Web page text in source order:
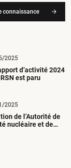
connaissance
d’activité 2024
est paru
2025
de l’Autorité de
nucléaire et de
(ASNR)
2025